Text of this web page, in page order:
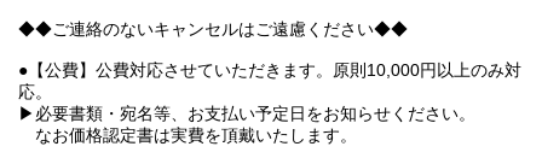
◆◆ご連絡のないキャンセルはご遠慮ください◆◆
●【公費】公費対応させていただきます。原則10,000円以上のみ対
応。
▶必要書類・宛名等、お支払い予定日をお知らせください。
なお価格認定書は実費を頂戴いたします。